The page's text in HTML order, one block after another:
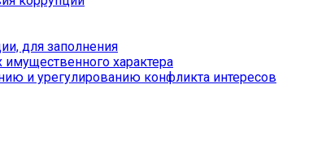
для заполнения
имущественного характера
и урегулированию конфликта интересов